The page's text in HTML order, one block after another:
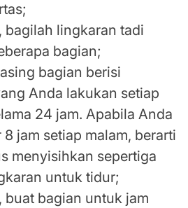
bagilah lingkaran tadi
bagian;
bagian berisi
Anda lakukan setiap
24 jam. Apabila Anda
jam setiap malam, berarti
menyisihkan sepertiga
untuk tidur;
buat bagian untuk jam